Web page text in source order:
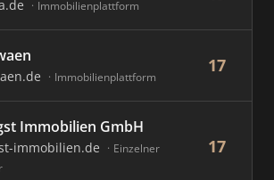
Immobilienplattform
Immobilienplattform
17
Immobilien GmbH
immobilien.de
Einzelner
17